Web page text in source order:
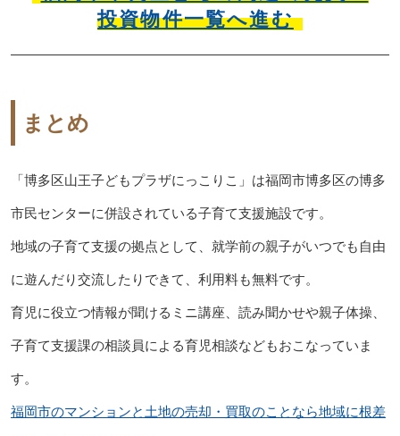
投資物件一覧へ進む
まとめ
「博多区山王子どもプラザにっこりこ」は福岡市博多区の博多
市民センターに併設されている子育て支援施設です。
地域の子育て支援の拠点として、就学前の親子がいつでも自由
に遊んだり交流したりできて、利用料も無料です。
育児に役立つ情報が聞けるミニ講座、読み聞かせや親子体操、
子育て支援課の相談員による育児相談などもおこなっていま
す。
福岡市のマンションと土地の売却・買取のことなら地域に根差